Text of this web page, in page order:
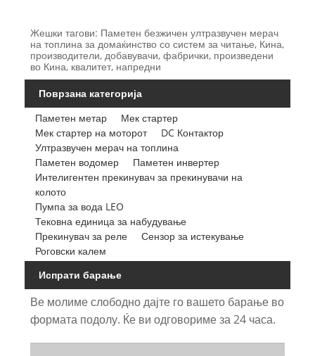
Жешки тагови: Паметен безжичен ултразвучен мерач
на топлина за домаќинство со систем за читање, Кина,
производители, добавувачи, фабрички, произведени
во Кина, квалитет, напредни
Поврзана категорија
Паметен метар
Мек стартер
Мек стартер на моторот
DC Контактор
Ултразвучен мерач на топлина
Паметен водомер
Паметен инвертер
Интелигентен прекинувач за прекинувачи на
колото
Пумпа за вода LEO
Тековна единица за набудување
Прекинувач за реле
Сензор за истекување
Роговски калем
Испрати барање
Ве молиме слободно дајте го вашето барање во
формата подолу. Ќе ви одговориме за 24 часа.